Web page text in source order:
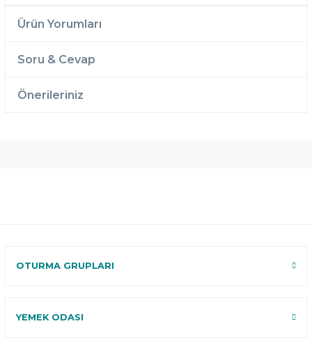
Ürün Yorumları
Soru & Cevap
Önerileriniz
OTURMA GRUPLARI
YEMEK ODASI